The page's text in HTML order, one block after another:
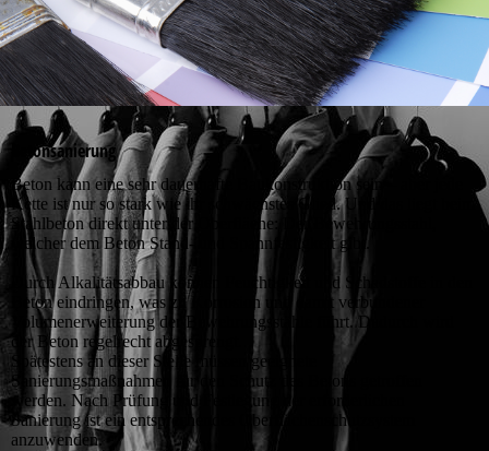
Betonsanierung
Beton kann eine sehr dauerhafte Baukonstruktion sein – aber jede
Kette ist nur so stark wie ihr schwächstes Glied. Und das liegt beim
Stahlbeton direkt unter der Oberfläche: Der Bewehrungsstahl,
welcher dem Beton Stand- und Spannfestigkeit gibt.
Durch Alkalitätsabbau können Feuchtigkeit und Schadstoffe in den
Beton eindringen, was zu Korrosion und damit verbundener
Volumenerweiterung der Bewehrungsstähle führt. Dadurch wird
der Beton regelrecht abgesprengt.
Spätestens an dieser Stelle müssen geeignete
Sanierungsmaßnahmen für den Schutz des Betons getroffen
werden. Nach Prüfung und Festlegung der erforderlichen
Sanierung ist ein entsprechendes Oberflächenschutzsystem
anzuwenden.